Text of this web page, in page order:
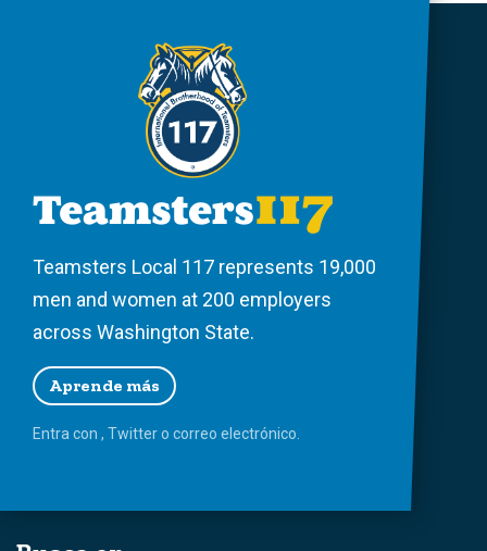
Teamsters Local 117 represents 19,000
men and women at 200 employers
across Washington State.
Aprende más
Entra con , Twittero correo electrónico.